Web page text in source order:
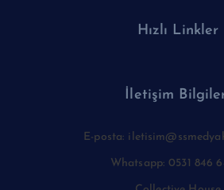
Hızlı Linkler
İletişim
E-posta:
Whatsapp: 0531 846